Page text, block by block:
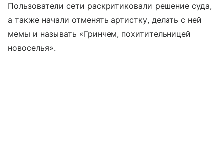
Пользователи сети раскритиковали решение суда,
а также начали отменять артистку, делать с ней
мемы и называть «Гринчем, похитительницей
новоселья».